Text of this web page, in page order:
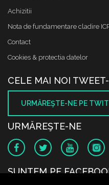
Achizitii
Nota de fundamentare cladire
Contact
Cookies & protectia datelor
CELE MAI NOI
URMĂREŞTE-NE PE
URMĂREŞTE-NE
SUNTEM PE